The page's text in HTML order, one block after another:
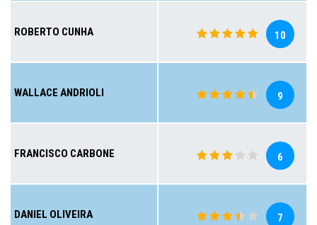
ROBERTO CUNHA 10
WALLACE ANDRIOLI 9
FRANCISCO CARBONE 6
DANIEL OLIVEIRA 7